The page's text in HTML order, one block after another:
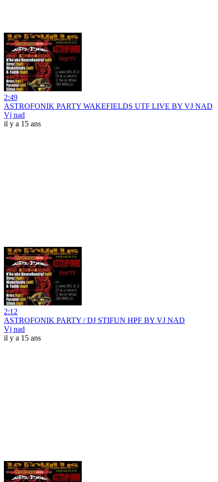
2:49
ASTROFONIK PARTY WAKEFIELDS UTF LIVE BY VJ NAD
Vj nad
il y a 15 ans
2:12
ASTROFONIK PARTY / DJ STIFUN HPF BY VJ NAD
Vj nad
il y a 15 ans